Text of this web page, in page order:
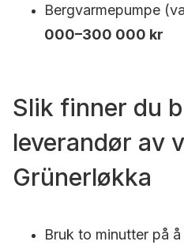
Bergvarmepumpe
000–300 000 kr
Slik finner du
leverandør av
Grünerløkka
Bruk to minutter på